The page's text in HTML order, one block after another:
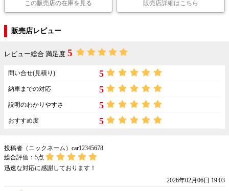
この販売店の在庫を見る 販売店詳細はこちら
販売店レビュー
レビュー総合 満足度 5
問い合せ(見積り) 5
納車までの対応 5
説明のわかりやすさ 5
おすすめ度 5
投稿者（ニックネーム）car12345678
総合評価： 5点
迅速な対応に感謝しております！
2026年02月06日 19:03